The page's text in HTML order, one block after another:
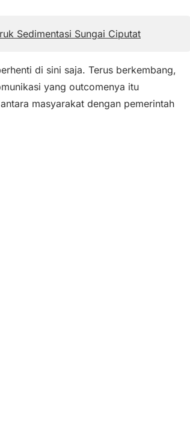
Sedimentasi Sungai Ciputat
di sini saja. Terus berkembang,
yang outcomenya itu
masyarakat dengan pemerintah